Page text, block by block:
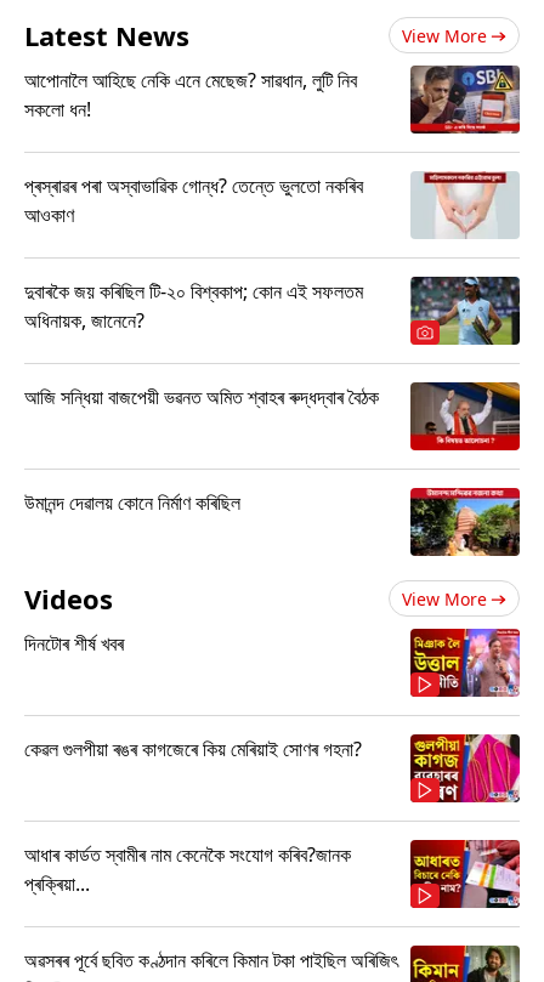
Latest News View More
আপোনালৈ আহিছে নেকি এনে মেছেজ? সাৱধান, লুটি নিব
সকলো ধন!
প্ৰস্ৰাৱৰ পৰা অস্বাভাৱিক গোন্ধ? তেন্তে ভুলতো নকৰিব
আওকাণ
দুবাৰকৈ জয় কৰিছিল টি-২০ বিশ্বকাপ; কোন এই সফলতম
অধিনায়ক, জানেনে?
আজি সন্ধিয়া বাজপেয়ী ভৱনত অমিত শ্বাহৰ ৰুদ্ধদ্বাৰ বৈঠক
উমানন্দ দেৱালয় কোনে নিৰ্মাণ কৰিছিল
Videos View More
দিনটোৰ শীৰ্ষ খবৰ
কেৱল গুলপীয়া ৰঙৰ কাগজেৰে কিয় মেৰিয়াই সোণৰ গহনা?
আধাৰ কাৰ্ডত স্বামীৰ নাম কেনেকৈ সংযোগ কৰিব?জানক
প্ৰক্ৰিয়া...
অৱসৰৰ পূৰ্বে ছবিত কণ্ঠদান কৰিলে কিমান টকা পাইছিল অৰিজিৎ